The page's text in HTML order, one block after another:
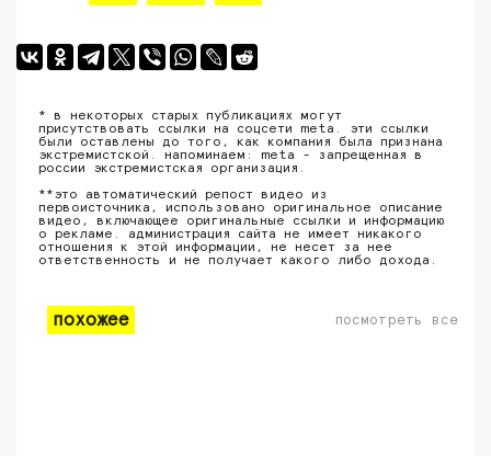
* в некоторых старых публикациях могут
присутствовать ссылки на соцсети meta. эти ссылки
были оставлены до того, как компания была признана
экстремистской. напоминаем: meta - запрещенная в
россии экстремистская организация.
**это автоматический репост видео из
первоисточника, использовано оригинальное описание
видео, включающее оригинальные ссылки и информацию
о рекламе. администрация сайта не имеет никакого
отношения к этой информации, не несет за нее
ответственность и не получает какого либо дохода.
похожее посмотреть все